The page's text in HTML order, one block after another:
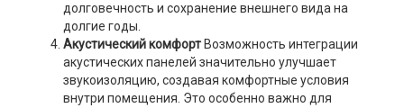
долговечность и сохранение внешнего вида на
долгие годы.
Акустический комфорт Возможность интеграции
акустических панелей значительно улучшает
звукоизоляцию, создавая комфортные условия
внутри помещения. Это особенно важно для